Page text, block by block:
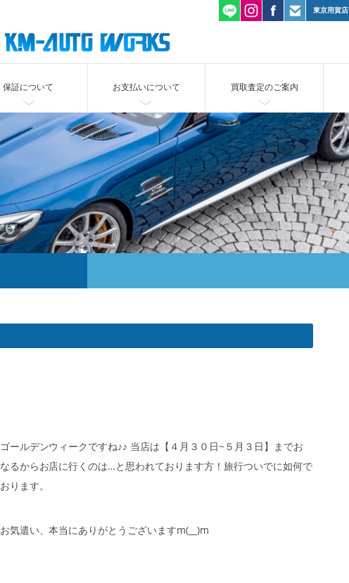
東京用賀店
保証について お支払いについて 買取査定のご案内
ルデンウィークですね♪♪ 当店は【４月３０日~５月３日】までお
るからお店に行くのは…と思われております方！旅行ついでに如何で
ります。
遣い、本当にありがとうございますm(__)m